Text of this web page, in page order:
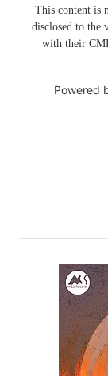
This content is
disclosed to the
with their
Powered